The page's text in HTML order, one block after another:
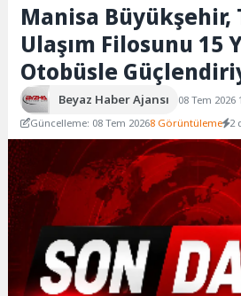
Manisa Büyükşehir,
Ulaşım Filosunu 15
Otobüsle
Beyaz Haber Ajansı
08 Tem 2026
Güncelleme: 08 Tem 20268 Görüntüleme 2